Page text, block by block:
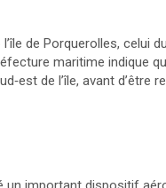
de Porquerolles, celui
maritime indique
de l’île, avant d’être